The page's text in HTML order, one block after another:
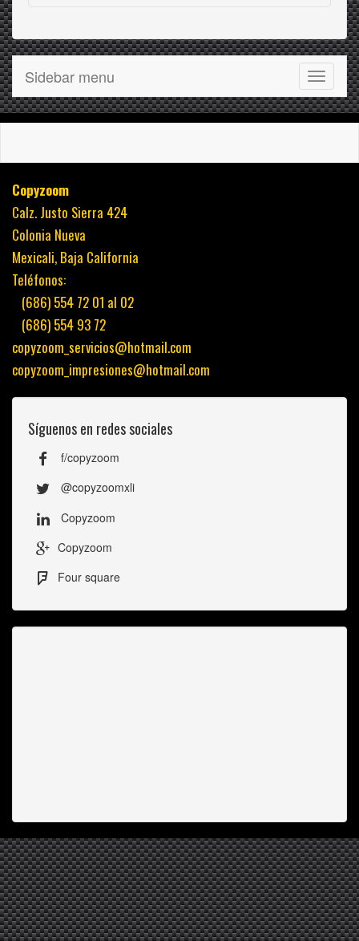
Toggle
Sidebar menu
Copyzoom
Calz. Justo Sierra 424
Colonia Nueva
Mexicali, Baja California
Teléfonos:
(686) 554 72 01 al 02
(686) 554 93 72
copyzoom_servicios@hotmail.com
copyzoom_impresiones@hotmail.com
Síguenos en redes sociales
f/copyzoom
@copyzoomxli
Copyzoom
Copyzoom
Four square